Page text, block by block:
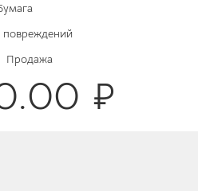
повреждений
Продажа
₽